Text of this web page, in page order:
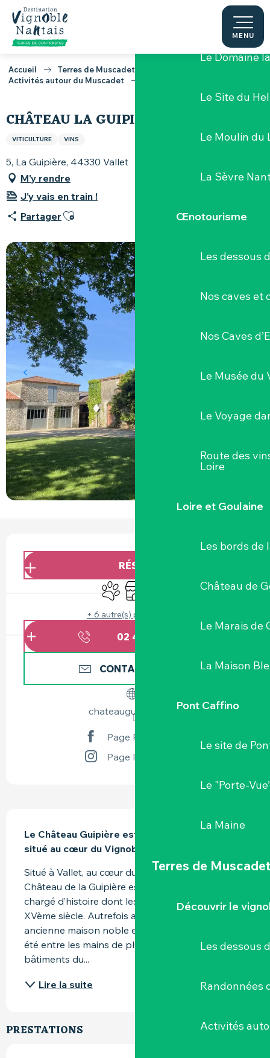
Aller
contenu
principal
MENU
Clisson
Le Domaine
Le Site du
Le Moulin du
La Sèvre
Œnotourisme
Les dessous
Nos caves et
Nos Caves
Le Musée du
Le Voyage
Route des
Loire
Loire et Goulaine
Les bords de
Château de
Le Marais de
La Maison
Pont Caffino
Le site de
Le "Porte-
La Maine
Terres de Muscadet
Découvrir le
Les dessous
Randonnées
Activités
Accueil
Terres de Muscadet
Activités autour du Muscadet
CHÂTEAU LA GUIPIÈRE
VITICULTURE VINS
5, La Guipière, 44330 Vallet
M'y rendre
J'y vais en train !
Partager Ajouter aux favoris
OUVERTURE ET COORDONNÉES
RÉSERVER
Animaux acceptés
Boutique
+ 6 autre(s) prestation(s)
02 40 36 23
CONTACTEZ-NOUS
chateauguipiere.com
Page Facebook
Page Instagram
Le Château Guipière est un domaine viticole
situé au cœur du Vignoble Nantais
Situé à Vallet, au cœur du Pays Nantais, le
Château de la Guipière est un domaine viticole
chargé d’histoire dont les origines remontent au
XVème siècle. Autrefois appelé la Guiptière, cette
ancienne maison noble et seigneurie du Pallet a
été entre les mains de plusieurs familles. Les
bâtiments du...
Lire la suite
PRESTATIONS